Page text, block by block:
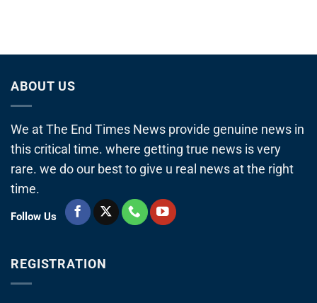
ABOUT US
We at The End Times News provide genuine news in
this critical time. where getting true news is very
rare. we do our best to give u real news at the right
time.
Follow Us
REGISTRATION